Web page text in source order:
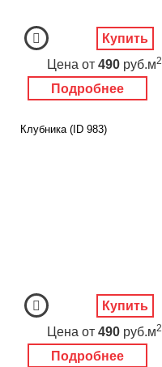
Подробнее
Цена от 490 руб.м2
Купить
Клубника (ID 983)
Подробнее
Цена от 490 руб.м2
Купить